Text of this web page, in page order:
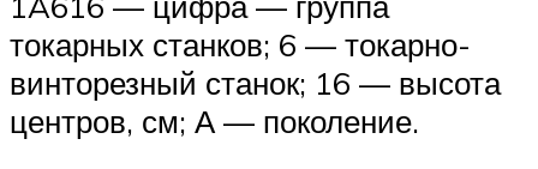
токарных станков; 6 — токарно-
винторезный станок; 16 — высота
центров, см; А — поколение.